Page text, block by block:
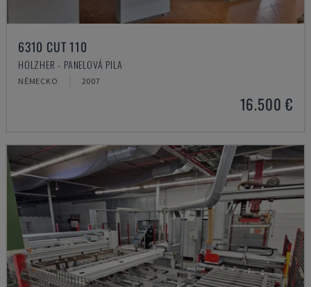
6310 CUT 110
HOLZHER - PANELOVÁ PILA
NĚMECKO 2007
16.500 €